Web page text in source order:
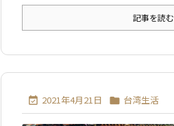
記事を読む
 2021年4月21日  台湾生活